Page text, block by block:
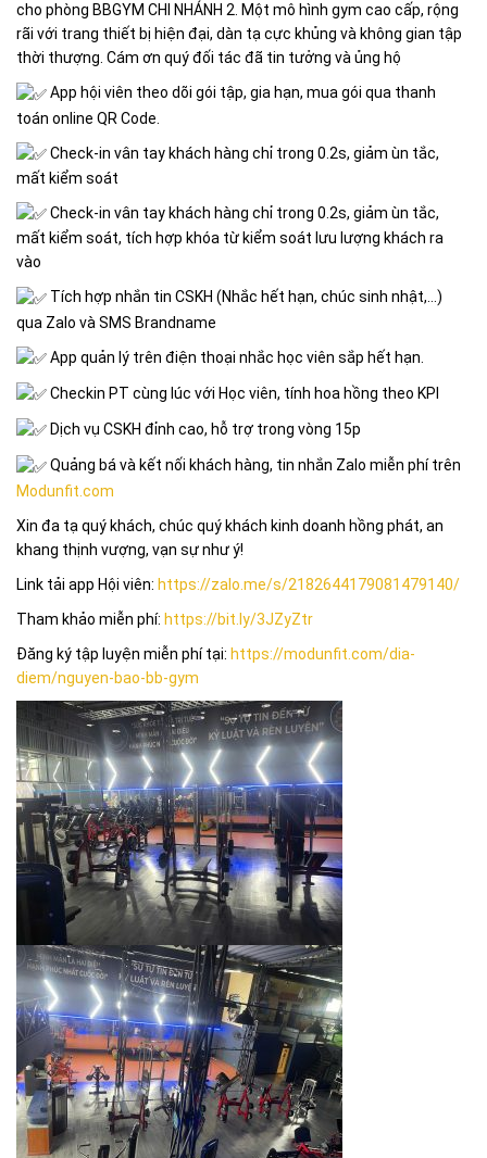
cho phòng BBGYM CHI NHÁNH 2. Một mô hình gym cao cấp, rộng
rãi với trang thiết bị hiện đại, dàn tạ cực khủng và không gian tập
thời thượng. Cám ơn quý đối tác đã tin tưởng và ủng hộ
App hội viên theo dõi gói tập, gia hạn, mua gói qua thanh
toán online QR Code.
Check-in vân tay khách hàng chỉ trong 0.2s, giảm ùn tắc,
mất kiểm soát
Check-in vân tay khách hàng chỉ trong 0.2s, giảm ùn tắc,
mất kiểm soát, tích hợp khóa từ kiểm soát lưu lượng khách ra
vào
Tích hợp nhắn tin CSKH (Nhắc hết hạn, chúc sinh nhật,…)
qua Zalo và SMS Brandname
App quản lý trên điện thoại nhắc học viên sắp hết hạn.
Checkin PT cùng lúc với Học viên, tính hoa hồng theo KPI
Dịch vụ CSKH đỉnh cao, hỗ trợ trong vòng 15p
Quảng bá và kết nối khách hàng, tin nhắn Zalo miễn phí trên
Modunfit.com
Xin đa tạ quý khách, chúc quý khách kinh doanh hồng phát, an
khang thịnh vượng, vạn sự như ý!
Link tải app Hội viên: https://zalo.me/s/2182644179081479140/
Tham khảo miễn phí: https://bit.ly/3JZyZtr
Đăng ký tập luyện miễn phí tại: https://modunfit.com/dia-
diem/nguyen-bao-bb-gym